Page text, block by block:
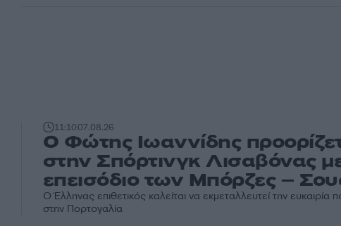
11:1007.08.26
Ο Φώτης Ιωαννίδης
στην Σπόρτινγκ Λισαβόνας
επεισόδιο των Μπόρζες –
Ο Έλληνας επιθετικός καλείται να εκμεταλλευτεί την ευκαιρία
στην Πορτογαλία